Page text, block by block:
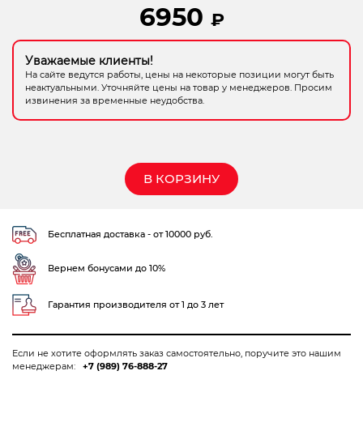
6950 ₽
Уважаемые клиенты!
На сайте ведутся работы, цены на некоторые позиции могут быть
неактуальными. Уточняйте цены на товар у менеджеров. Просим
извинения за временные неудобства.
В КОРЗИНУ
Бесплатная доставка - от 10000 руб.
Вернем бонусами до 10%
Гарантия производителя от 1 до 3 лет
Если не хотите оформлять заказ самостоятельно, поручите это нашим
менеджерам:
+7 (989) 76-888-27